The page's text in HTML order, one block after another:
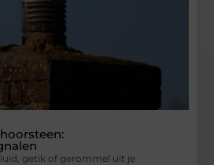
getik of gerommel uit je